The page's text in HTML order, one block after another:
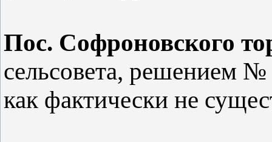
Пос. Софроновского
сельсовета, решением №
как фактически не